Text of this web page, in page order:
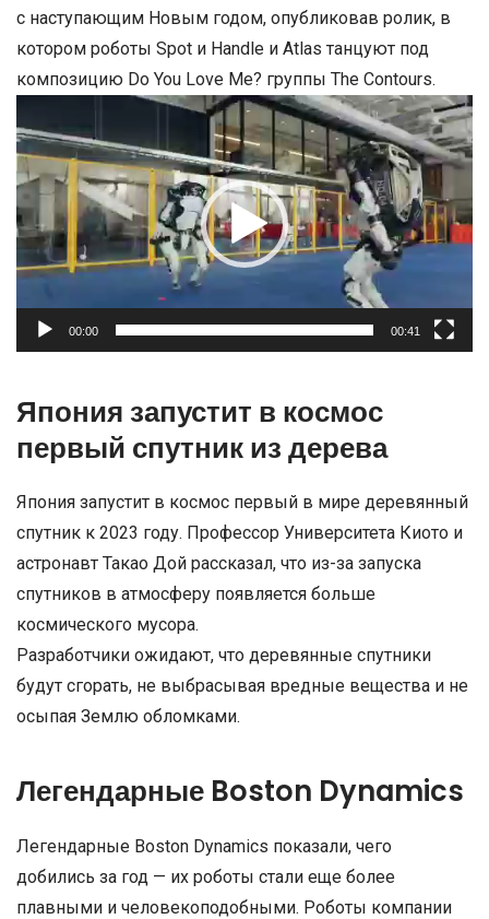
с наступающим Новым годом, опубликовав ролик, в
котором роботы Spot и Handle и Atlas танцуют под
композицию Do You Love Me? группы The Contours.
00:00 00:41
Япония запустит в космос
первый спутник из дерева
Япония запустит в космос первый в мире деревянный
спутник к 2023 году. Профессор Университета Киото и
астронавт Такао Дой рассказал, что из-за запуска
спутников в атмосферу появляется больше
космического мусора.
Разработчики ожидают, что деревянные спутники
будут сгорать, не выбрасывая вредные вещества и не
осыпая Землю обломками.
Легендарные Boston Dynamics
Легендарные Boston Dynamics показали, чего
добились за год — их роботы стали еще более
плавными и человекоподобными. Роботы компании